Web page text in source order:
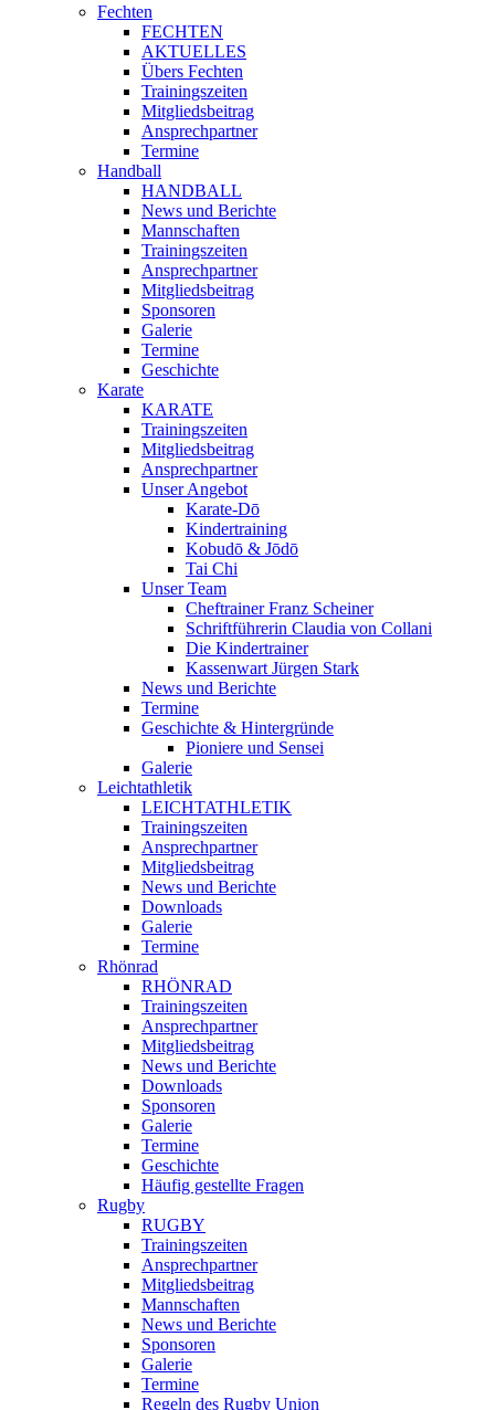
Fechten
FECHTEN
AKTUELLES
Übers Fechten
Trainingszeiten
Mitgliedsbeitrag
Ansprechpartner
Termine
Handball
HANDBALL
News und Berichte
Mannschaften
Trainingszeiten
Ansprechpartner
Mitgliedsbeitrag
Sponsoren
Galerie
Termine
Geschichte
Karate
KARATE
Trainingszeiten
Mitgliedsbeitrag
Ansprechpartner
Unser Angebot
Karate-Dō
Kindertraining
Kobudō & Jōdō
Tai Chi
Unser Team
Cheftrainer Franz Scheiner
Schriftführerin Claudia von Collani
Die Kindertrainer
Kassenwart Jürgen Stark
News und Berichte
Termine
Geschichte & Hintergründe
Pioniere und Sensei
Galerie
Leichtathletik
LEICHTATHLETIK
Trainingszeiten
Ansprechpartner
Mitgliedsbeitrag
News und Berichte
Downloads
Galerie
Termine
Rhönrad
RHÖNRAD
Trainingszeiten
Ansprechpartner
Mitgliedsbeitrag
News und Berichte
Downloads
Sponsoren
Galerie
Termine
Geschichte
Häufig gestellte Fragen
Rugby
RUGBY
Trainingszeiten
Ansprechpartner
Mitgliedsbeitrag
Mannschaften
News und Berichte
Sponsoren
Galerie
Termine
Regeln des Rugby Union